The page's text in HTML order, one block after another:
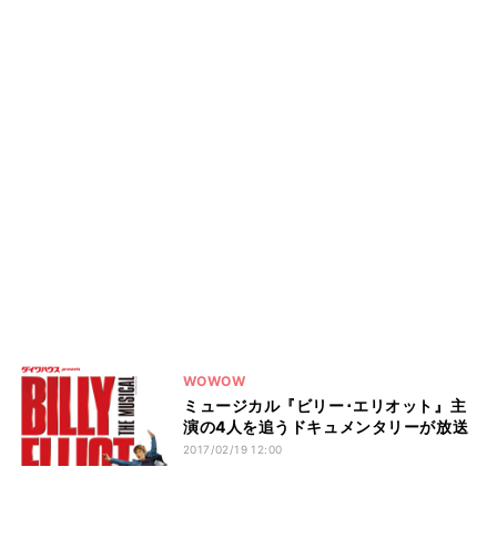
WOWOW
ミュージカル『ビリー･エリオット』主
演の4人を追うドキュメンタリーが放送
2017/02/19 12:00